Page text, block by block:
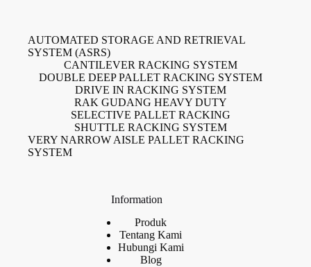
AUTOMATED STORAGE AND RETRIEVAL
SYSTEM (ASRS)
CANTILEVER RACKING SYSTEM
DOUBLE DEEP PALLET RACKING SYSTEM
DRIVE IN RACKING SYSTEM
RAK GUDANG HEAVY DUTY
SELECTIVE PALLET RACKING
SHUTTLE RACKING SYSTEM
VERY NARROW AISLE PALLET RACKING
SYSTEM
Information
Produk
Tentang Kami
Hubungi Kami
Blog